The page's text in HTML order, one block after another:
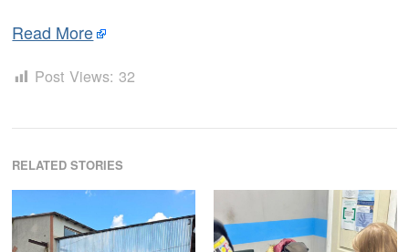
Read More
Post Views: 32
RELATED STORIES